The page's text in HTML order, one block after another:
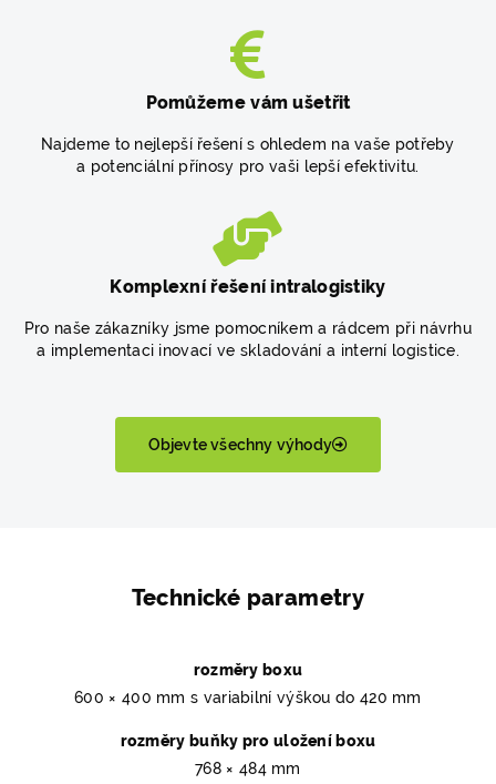
Pomůžeme vám ušetřit
Najdeme to nejlepší řešení s ohledem na vaše potřeby
a potenciální přínosy pro vaši lepší efektivitu.
Komplexní řešení intralogistiky
Pro naše zákazníky jsme pomocníkem a rádcem při návrhu
a implementaci inovací ve skladování a interní logistice.
Objevte všechny výhody
Technické parametry
rozměry boxu
600 × 400 mm s variabilní výškou do 420 mm
rozměry buňky pro uložení boxu
768 × 484 mm